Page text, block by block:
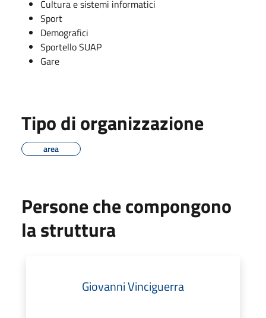
Cultura e sistemi informatici
Sport
Demografici
Sportello SUAP
Gare
Tipo di organizzazione
area
Persone che compongono
la struttura
Giovanni Vinciguerra